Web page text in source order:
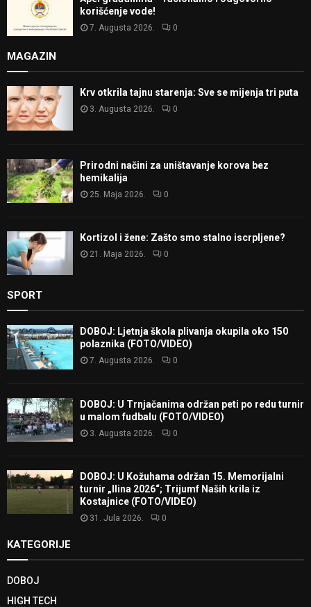
korišćenje vode!
7. Augusta 2026. 0
MAGAZIN
Krv otkrila tajnu starenja: Sve se mijenja tri puta
3. Augusta 2026. 0
Prirodni načini za uništavanje korova bez
hemikalija
25. Maja 2026. 0
Kortizol i žene: Zašto smo stalno iscrpljene?
21. Maja 2026. 0
SPORT
DOBOJ: Ljetnja škola plivanja okupila oko 150
polaznika (FOTO/VIDEO)
7. Augusta 2026. 0
DOBOJ: U Trnjačanima održan peti po redu turnir
u malom fudbalu (FOTO/VIDEO)
3. Augusta 2026. 0
DOBOJ: U Kožuhama održan 15. Memorijalni
turnir „Ilina 2026“; Trijumf Naših krila iz
Kostajnice (FOTO/VIDEO)
31. Jula 2026. 0
KATEGORIJE
DOBOJ
HIGH TECH